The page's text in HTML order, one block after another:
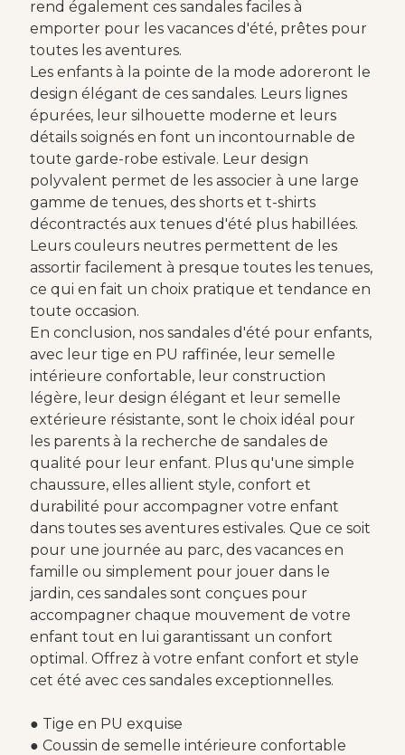
rend également ces sandales faciles à
emporter pour les vacances d'été, prêtes pour
toutes les aventures.
Les enfants à la pointe de la mode adoreront le
design élégant de ces sandales. Leurs lignes
épurées, leur silhouette moderne et leurs
détails soignés en font un incontournable de
toute garde-robe estivale. Leur design
polyvalent permet de les associer à une large
gamme de tenues, des shorts et t-shirts
décontractés aux tenues d'été plus habillées.
Leurs couleurs neutres permettent de les
assortir facilement à presque toutes les tenues,
ce qui en fait un choix pratique et tendance en
toute occasion.
En conclusion, nos sandales d'été pour enfants,
avec leur tige en PU raffinée, leur semelle
intérieure confortable, leur construction
légère, leur design élégant et leur semelle
extérieure résistante, sont le choix idéal pour
les parents à la recherche de sandales de
qualité pour leur enfant. Plus qu'une simple
chaussure, elles allient style, confort et
durabilité pour accompagner votre enfant
dans toutes ses aventures estivales. Que ce soit
pour une journée au parc, des vacances en
famille ou simplement pour jouer dans le
jardin, ces sandales sont conçues pour
accompagner chaque mouvement de votre
enfant tout en lui garantissant un confort
optimal. Offrez à votre enfant confort et style
cet été avec ces sandales exceptionnelles.
● Tige en PU exquise
● Coussin de semelle intérieure confortable